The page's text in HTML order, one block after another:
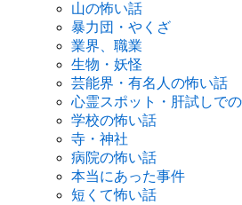
山の怖い話
暴力団・やくざ
業界、職業
生物・妖怪
芸能界・有名人の怖い話
心霊スポット・肝試しで
学校の怖い話
寺・神社
病院の怖い話
本当にあった事件
短くて怖い話